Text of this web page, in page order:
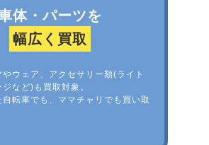
体・パーツを
幅広く買取
やウェア、アクセサリー類(ライト
など)も買取対象。
自転車でも、ママチャリでも買い取